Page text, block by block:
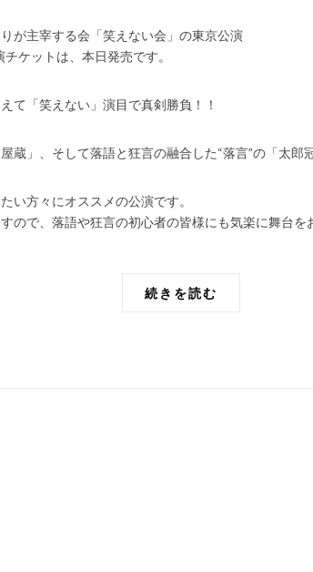
が主宰する会「笑えない会」の東京公演
チケットは、本日発売です。
て「笑えない」演目で真剣勝負！！
蔵」、そして落語と狂言の融合した“落言”の「太郎
い方々にオススメの公演です。
ので、落語や狂言の初心者の皆様にも気楽に舞台を
続きを読む